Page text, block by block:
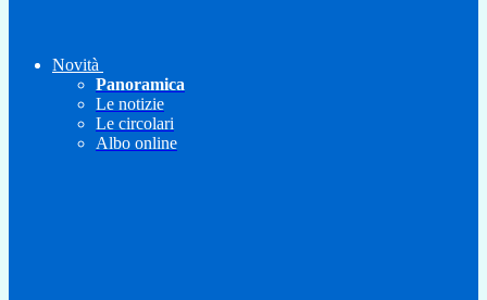
Novità
Panoramica
Le notizie
Le circolari
Albo online